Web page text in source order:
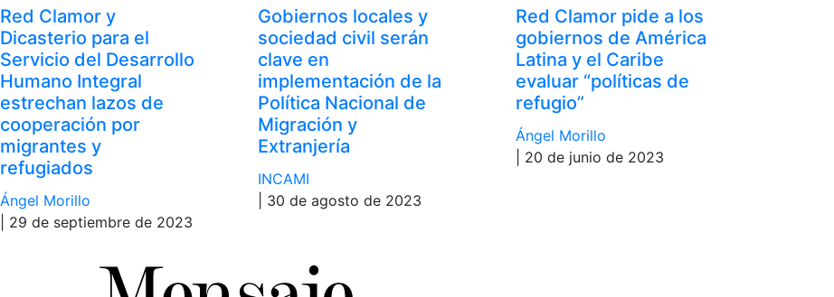
Red Clamor y
Dicasterio para el
Servicio del Desarrollo
Humano Integral
estrechan lazos de
cooperación por
migrantes y
refugiados
Ángel Morillo
| 29 de septiembre de 2023
Gobiernos locales y
sociedad civil serán
clave en
implementación de la
Política Nacional de
Migración y
Extranjería
INCAMI
| 30 de agosto de 2023
Red Clamor pide a los
gobiernos de América
Latina y el Caribe
evaluar “políticas de
refugio”
Ángel Morillo
| 20 de junio de 2023